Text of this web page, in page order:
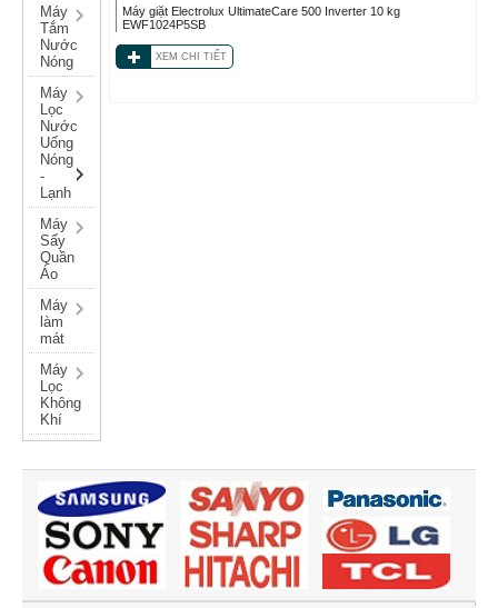
Máy
Tắm
Nước
Nóng
Máy
Lọc
Nước
Uống
Nóng
-
Lạnh
Máy
Sấy
Quần
Áo
Máy
làm
mát
Máy
Lọc
Không
Khí
Máy giặt Electrolux UltimateCare 500 Inverter 10 kg
EWF1024P5SB
XEM CHI TIẾT